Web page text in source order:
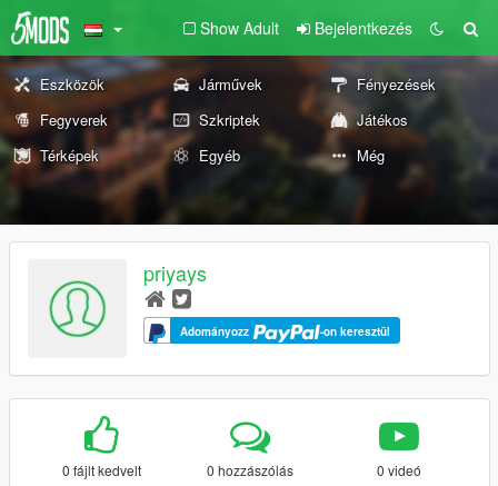
Show Adult Bejelentkezés
Eszközök Járművek
Fényezések
Fegyverek
Szkriptek
Játékos
Térképek
Egyéb Még
priyays
Adományozz -on keresztül
0 fájlt kedvelt 0 hozzászólás 0 videó